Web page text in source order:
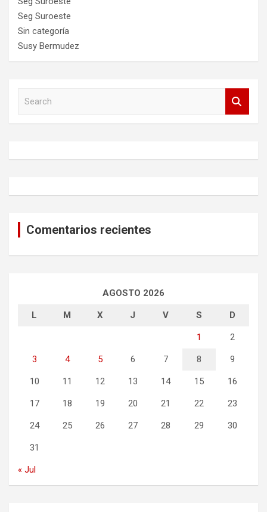
Seg Suroeste
Sin categoría
Susy Bermudez
h
Comentarios recientes
AGOSTO 2026
L M X J V S D
1 2
3 4 5 6 7 8 9
10 11 12 13 14 15 16
17 18 19 20 21 22 23
24 25 26 27 28 29 30
31
« Jul